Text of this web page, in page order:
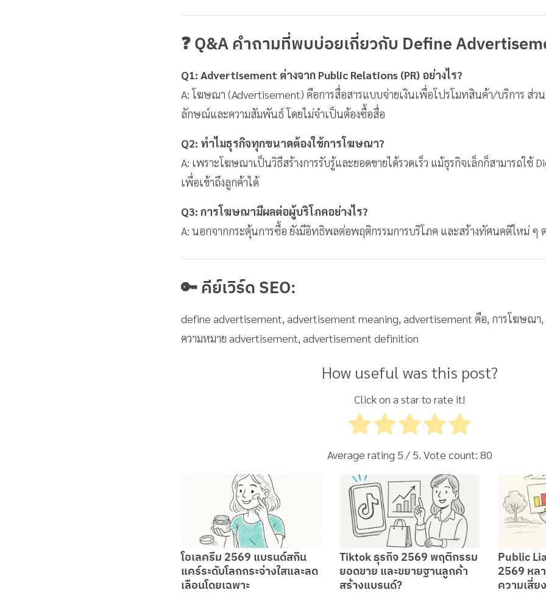
❓ Q&A คำถามที่พบบ่อยเกี่ยวกับ Define
Q1: Advertisement ต่างจาก Public Relations (PR) อย่างไร?
A: โฆษณา (Advertisement) คือการสื่อสารแบบจ่ายเงินเพื่อโปรโมทสินค้า/บริการ ส่วน
ลักษณ์และความสัมพันธ์ โดยไม่จำเป็นต้องซื้อสื่อ
Q2: ทำไมธุรกิจทุกขนาดต้องใช้การโฆษณา?
A: เพราะโฆษณาเป็นวิธีสร้างการรับรู้และยอดขายได้รวดเร็ว แม้ธุรกิจเล็กก็สามารถใช้
เพื่อเข้าถึงลูกค้าได้
Q3: การโฆษณามีผลต่อผู้บริโภคอย่างไร?
A: นอกจากกระตุ้นการซื้อ ยังมีอิทธิพลต่อพฤติกรรมการบริโภค และสร้างทัศนคติใหม่ ๆ
🔑 คีย์เวิร์ด SEO:
define advertisement, advertisement meaning, advertisement คือ, การโฆษณ
ความหมาย advertisement, advertisement definition
How useful was this post?
Click on a star to rate it!
Average rating 5 / 5. Vote count: 80
โอเลครีม 2569 แบรนด์สกิน
แคร์ระดับโลกกระจ่างใสและลด
เลือนโดยเฉพาะ
Tiktok ธุรกิจ 2569 พฤติกรรม
ยอดขาย และขยายฐานลูกค้า
สร้างแบรนด์?
Public
2569 หล
ความเสี่